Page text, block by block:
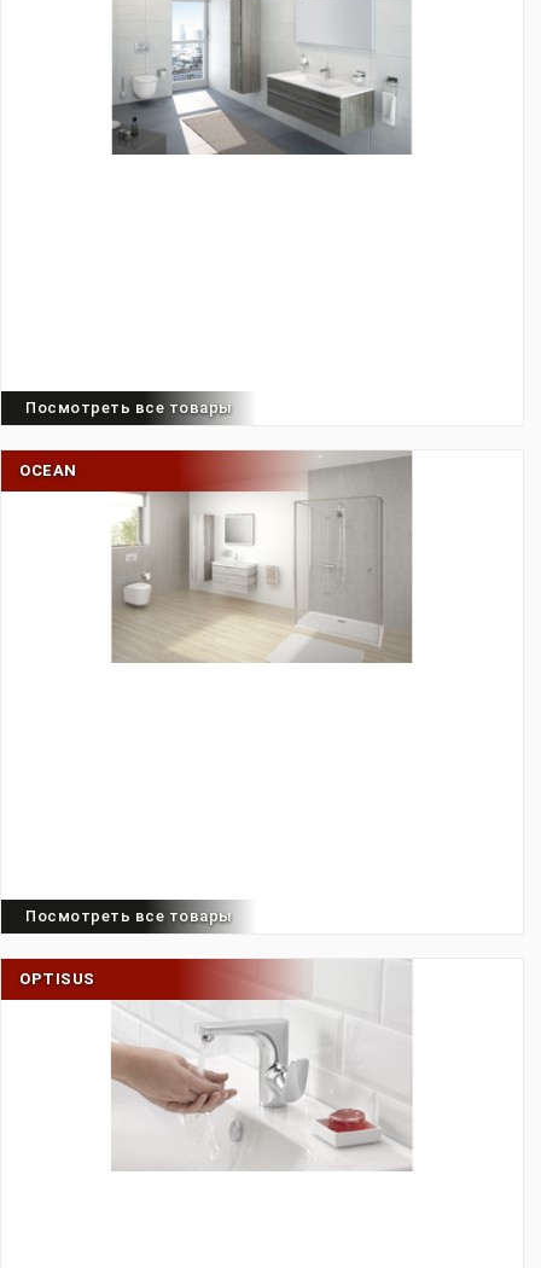
Посмотреть все товары
OCEAN
Посмотреть все товары
OPTISUS